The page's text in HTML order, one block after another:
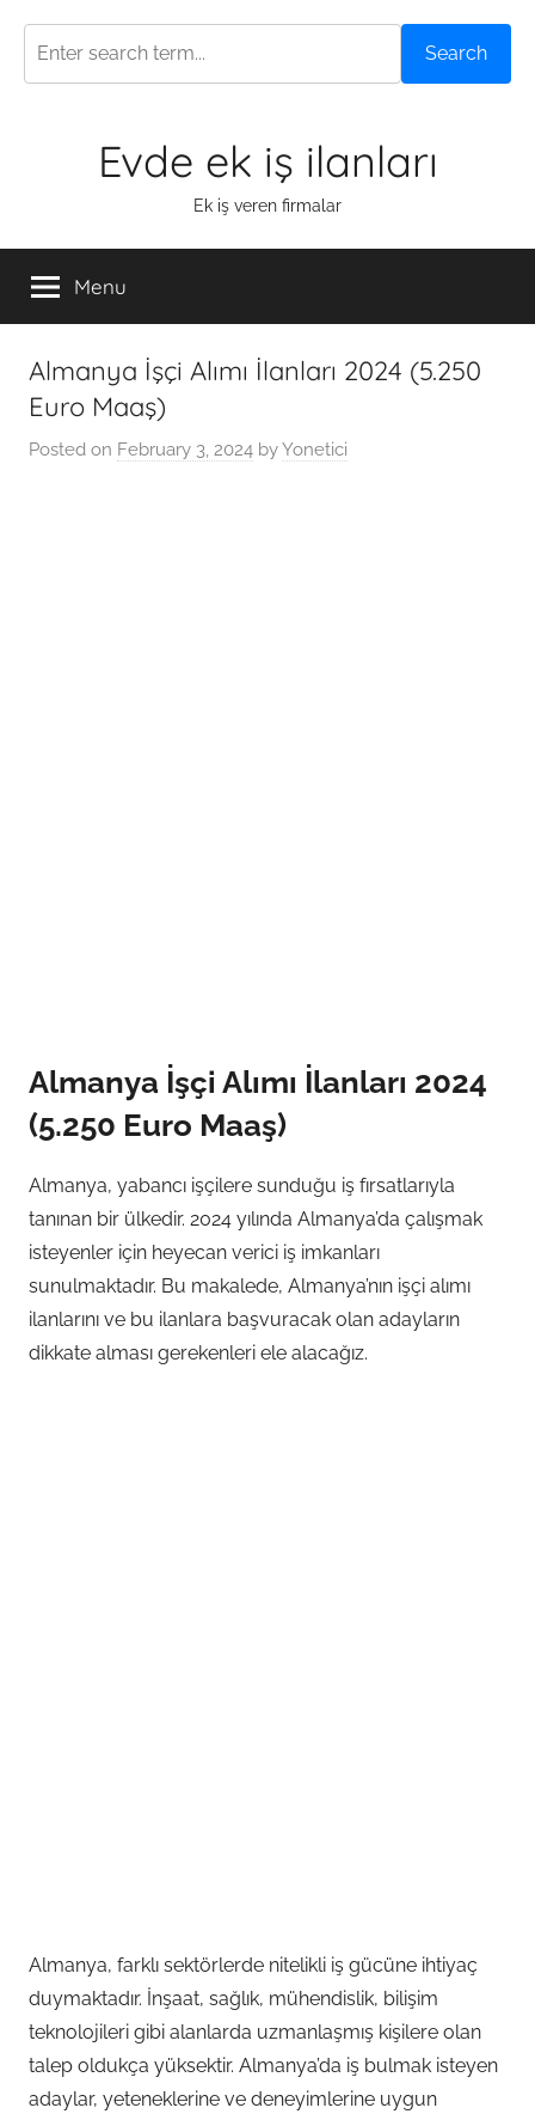
Search
Evde ek iş ilanları
Ek iş veren firmalar
Menu
Almanya İşçi Alımı İlanları 2024 (5.250
Euro Maaş)
Posted on February 3, 2024 byYonetici
Almanya İşçi Alımı İlanları 2024
(5.250 Euro Maaş)
Almanya, yabancı işçilere sunduğu iş fırsatlarıyla
tanınan bir ülkedir. 2024 yılında Almanya’da çalışmak
isteyenler için heyecan verici iş imkanları
sunulmaktadır. Bu makalede, Almanya’nın işçi alımı
ilanlarını ve bu ilanlara başvuracak olan adayların
dikkate alması gerekenleri ele alacağız.
Almanya, farklı sektörlerde nitelikli iş gücüne ihtiyaç
duymaktadır. İnşaat, sağlık, mühendislik, bilişim
teknolojileri gibi alanlarda uzmanlaşmış kişilere olan
talep oldukça yüksektir. Almanya’da iş bulmak isteyen
adaylar, yeteneklerine ve deneyimlerine uygun